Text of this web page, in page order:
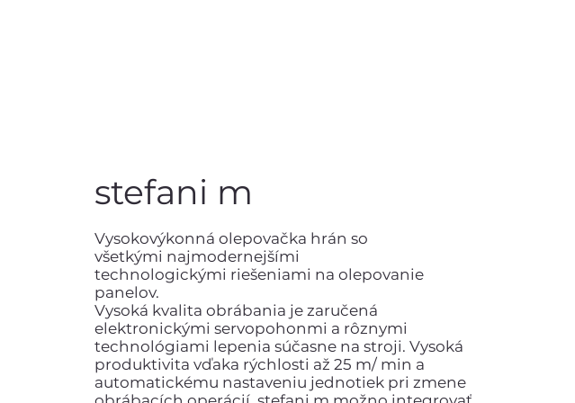
stefani m
Vysokovýkonná olepovačka hrán so
všetkými najmodernejšími
technologickými riešeniami na olepovanie
panelov.
Vysoká kvalita obrábania je zaručená
elektronickými servopohonmi a rôznymi
technológiami lepenia súčasne na stroji. Vysoká
produktivita vďaka rýchlosti až 25 m/ min a
automatickému nastaveniu jednotiek pri zmene